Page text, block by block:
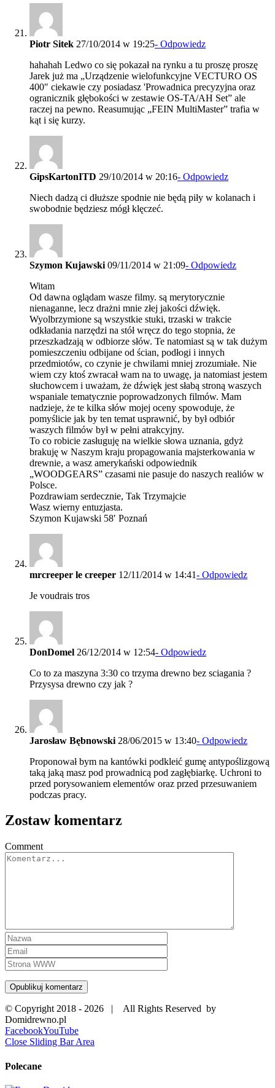
Piotr Sitek 27/10/2014 w 19:25- Odpowiedz
hahahah Ledwo co się pokazał na rynku a tu proszę proszę
Jarek już ma „Urządzenie wielofunkcyjne VECTURO OS
400″ ciekawie czy posiadasz 'Prowadnica precyzyjna oraz
ogranicznik głębokości w zestawie OS-TA/AH Set” ale
raczej na pewno. Reasumując „FEIN MultiMaster” trafia w
kąt i się kurzy.
GipsKartonITD 29/10/2014 w 20:16- Odpowiedz
Niech dadzą ci dłuższe spodnie nie będą piły w kolanach i
swobodnie będziesz mógł klęczeć.
Szymon Kujawski 09/11/2014 w 21:09- Odpowiedz
Witam
Od dawna oglądam wasze filmy. są merytorycznie
nienaganne, lecz drażni mnie złej jakości dźwięk.
Wyolbrzymione są wszystkie stuki, trzaski w trakcie
odkładania narzędzi na stół wręcz do tego stopnia, że
przeszkadzają w odbiorze słów. Te natomiast są w tak dużym
pomieszczeniu odbijane od ścian, podłogi i innych
przedmiotów, co czynie je chwilami mniej zrozumiałe. Nie
wiem czy ktoś zwracał wam na to uwagę, ja natomiast jestem
słuchowcem i uważam, że dźwięk jest słabą stroną waszych
wspaniale tematycznie poprowadzonych filmów. Mam
nadzieje, że te kilka słów mojej oceny spowoduje, że
pomyślicie jak by ten temat usprawnić, by był odbiór
waszych filmów był w pełni atrakcyjny.
To co robicie zasługuję na wielkie słowa uznania, gdyż
brakuję w Naszym kraju propagowania majsterkowania w
drewnie, a wasz amerykański odpowiednik
„WOODGEARS” czasami nie pasuje do naszych realiów w
Polsce.
Pozdrawiam serdecznie, Tak Trzymajcie
Wasz wierny entuzjasta.
Szymon Kujawski 58′ Poznań
mrcreeper le creeper 12/11/2014 w 14:41- Odpowiedz
Je voudrais tros
DonDomel 26/12/2014 w 12:54- Odpowiedz
Co to za maszyna 3:30 co trzyma drewno bez sciagania ?
Przysysa drewno czy jak ?
Jarosław Bębnowski 28/06/2015 w 13:40- Odpowiedz
Proponował bym na kantówki podkleić gumę antypoślizgową
taką jaką masz pod prowadnicą pod zagłębiarkę. Uchroni to
przed porysowaniem elementów oraz przed przesuwaniem
podczas pracy.
Zostaw komentarz
Comment
© Copyright 2018 - 2026 | All Rights Reserved by
Domidrewno.pl
FacebookYouTube
Close Sliding Bar Area
Polecane